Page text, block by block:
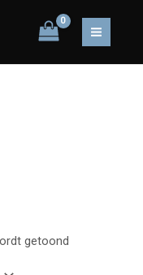
MAIN
getoond